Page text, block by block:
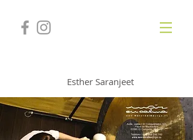
Esther Saranjeet